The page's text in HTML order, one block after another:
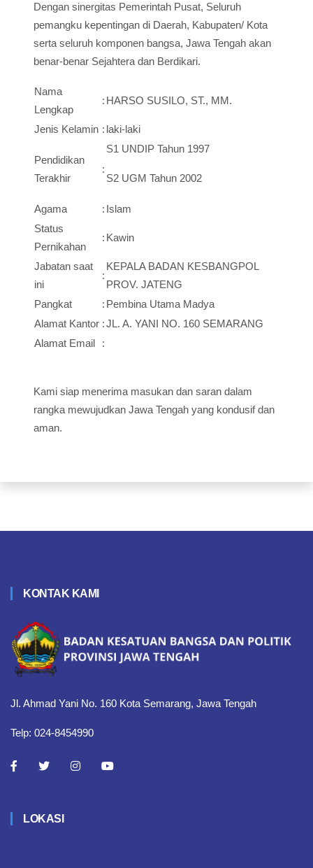
Dengan sinergitas Pemerintah Pusat, Seluruh
pemangku kepentingan di Daerah, Kabupaten/ Kota
serta seluruh komponen bangsa, Jawa Tengah akan
benar-benar Sejahtera dan Berdikari.
Nama
Lengkap
: HARSO SUSILO, ST., MM.
Jenis Kelamin : laki-laki
Pendidikan
Terakhir
:
S1 UNDIP Tahun 1997
S2 UGM Tahun 2002
Agama : Islam
Status
Pernikahan
: Kawin
Jabatan saat
ini
:
KEPALA BADAN KESBANGPOL
PROV. JATENG
Pangkat
: Pembina Utama Madya
Alamat Kantor :JL. A. YANI NO. 160 SEMARANG
Alamat Email
:
Kami siap menerima masukan dan saran dalam
rangka mewujudkan Jawa Tengah yang kondusif dan
aman.
KONTAK KAMI
Jl. Ahmad Yani No. 160 Kota Semarang, Jawa Tengah
Telp: 024-8454990
LOKASI